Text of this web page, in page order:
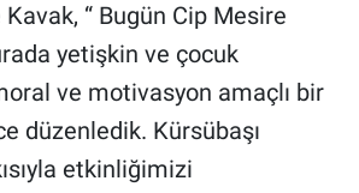
“ Bugün Cip Mesire
yetişkin ve çocuk
ve motivasyon amaçlı bir
düzenledik. Kürsübaşı
etkinliğimizi